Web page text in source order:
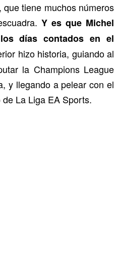
tiene muchos números
Y es que Michel
días contados en el
hizo historia, guiando al
la Champions League
y llegando a pelear con el
La Liga EA Sports.